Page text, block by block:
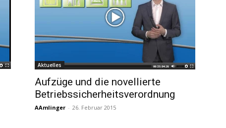
Aktuelles
Aufzüge und die novellierte
Betriebssicherheitsverordnung
AAmlinger - 26. Februar 2015